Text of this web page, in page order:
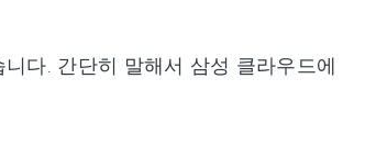
다. 간단히 말해서 삼성 클라우드에